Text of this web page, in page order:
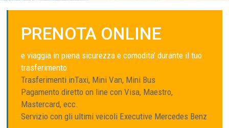
PRENOTA ONLINE
e viaggia in piena sicurezza e comodita’ durante il tuo
trasferimento
Trasferimenti inTaxi, Mini Van, Mini Bus
Pagamento diretto on line con Visa, Maestro,
Mastercard, ecc.
Servizio con gli ultimi veicoli Executive Mercedes Benz